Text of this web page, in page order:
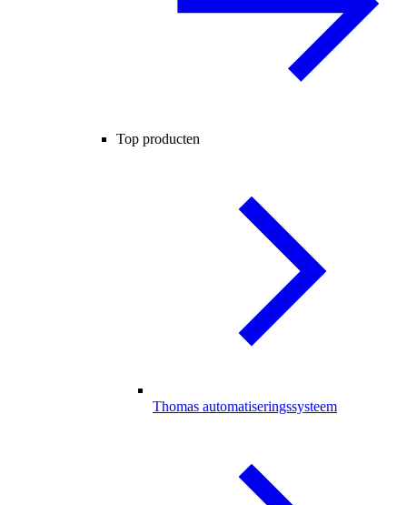
Top producten
Thomas automatiseringssysteem